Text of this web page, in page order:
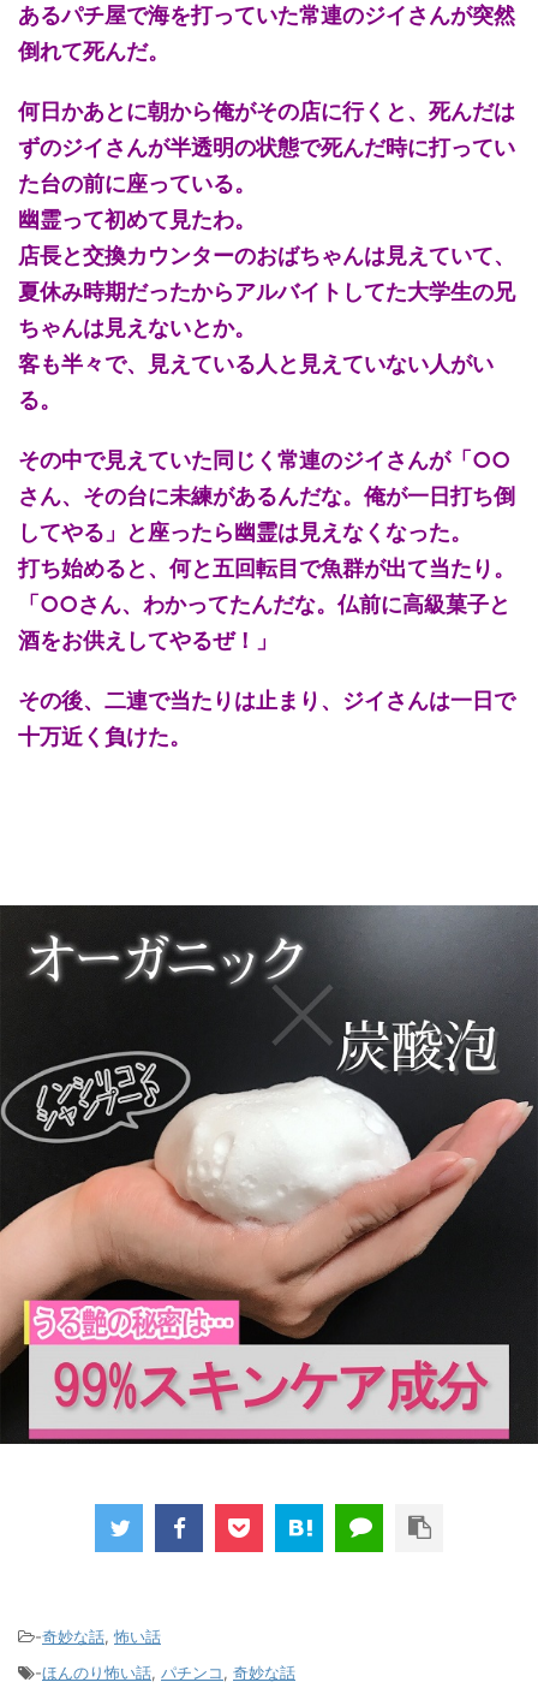
あるパチ屋で海を打っていた常連のジイさんが突然
倒れて死んだ。
何日かあとに朝から俺がその店に行くと、死んだは
ずのジイさんが半透明の状態で死んだ時に打ってい
た台の前に座っている。
幽霊って初めて見たわ。
店長と交換カウンターのおばちゃんは見えていて、
夏休み時期だったからアルバイトしてた大学生の兄
ちゃんは見えないとか。
客も半々で、見えている人と見えていない人がい
る。
その中で見えていた同じく常連のジイさんが「○○
さん、その台に未練があるんだな。俺が一日打ち倒
してやる」と座ったら幽霊は見えなくなった。
打ち始めると、何と五回転目で魚群が出て当たり。
「○○さん、わかってたんだな。仏前に高級菓子と
酒をお供えしてやるぜ！」
その後、二連で当たりは止まり、ジイさんは一日で
十万近く負けた。
-奇妙な話,怖い話
-ほんのり怖い話, パチンコ, 奇妙な話